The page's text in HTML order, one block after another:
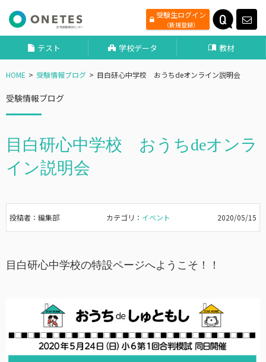
受験生ログイン
（新規登録）
テスト 学校データ 教材
HOME 受験情報ブログ 目白研心中学校 おうちdeオンライン説明会
受験情報ブログ
目白研心中学校 おうちdeオンラ
イン説明会
投稿者：編集部 カテゴリ： イベント 2020/05/15
目白研心中学校の特設ページへようこそ！！